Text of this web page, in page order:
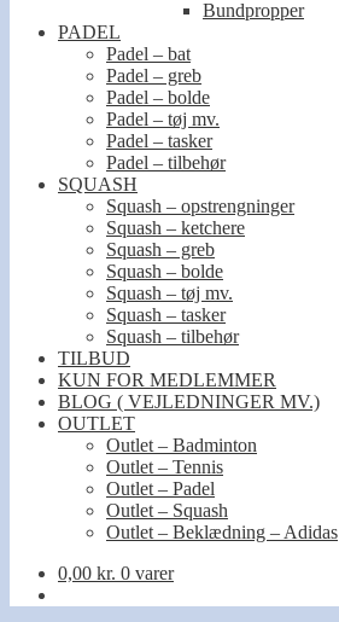
Bundpropper
PADEL
Padel – bat
Padel – greb
Padel – bolde
Padel – tøj mv.
Padel – tasker
Padel – tilbehør
SQUASH
Squash – opstrengninger
Squash – ketchere
Squash – greb
Squash – bolde
Squash – tøj mv.
Squash – tasker
Squash – tilbehør
TILBUD
KUN FOR MEDLEMMER
BLOG ( VEJLEDNINGER MV.)
OUTLET
Outlet – Badminton
Outlet – Tennis
Outlet – Padel
Outlet – Squash
Outlet – Beklædning – Adidas
0,00 kr. 0 varer